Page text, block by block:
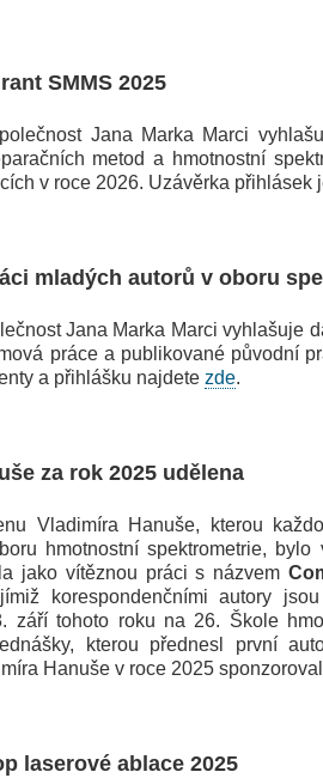
SMMS 2025
Jana Marka Marci
metod a hmotnostní
v roce 2026. Uzávěrka přihlásek
mladých autorů v oboru
Jana Marka Marci vyhlašuje
práce a publikované původní
a přihlášku najdetezde.
za rok 2025 udělena
Hanuše, kterou
hmotnostní spektrometrie,
jako vítěznou práci s názvem
korespondenčními autory
září tohoto roku na 26. Škole
kterou přednesl první
Hanuše v roce 2025
laserové ablace 2025